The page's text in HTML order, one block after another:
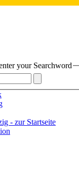
your Searchword